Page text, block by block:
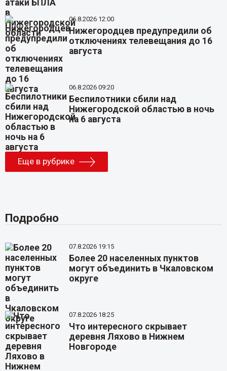
06.8.2026 12:00
Нижегородцев предупредили об
отключениях телевещания до 16
августа
06.8.2026 09:20
Беспилотники сбили над
Нижегородской областью в ночь
на 6 августа
Еще в рубрике
Подробно
07.8.2026 19:15
Более 20 населенных пунктов
могут объединить в Чкаловском
округе
07.8.2026 18:25
Что интересного скрывает
деревня Ляхово в Нижнем
Новгороде